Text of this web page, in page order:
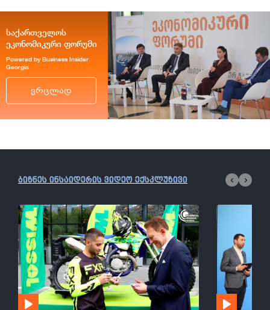
საქართველოს
ეკონომიკური ფორუმი
Powered by Business Insider
Georgia
ვრცლად
ბიზნეს ინსაიდერის ვიდეო ექსკლუზივი